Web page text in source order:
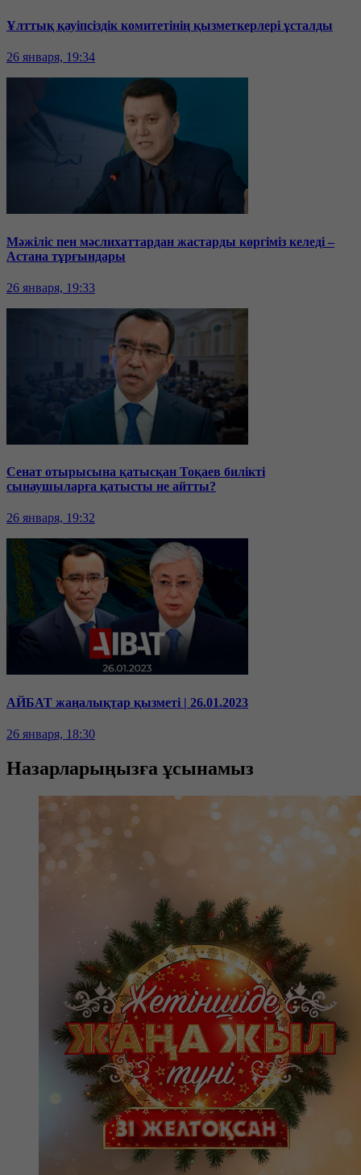
Ұлттық қауіпсіздік комитетінің қызметкерлері ұсталды
26 января, 19:34
Мәжіліс пен мәслихаттардан жастарды көргіміз келеді –
Астана тұрғындары
26 января, 19:33
Сенат отырысына қатысқан Тоқаев билікті
сынаушыларға қатысты не айтты?
26 января, 19:32
АЙБАТ жаңалықтар қызметі | 26.01.2023
26 января, 18:30
Назарларыңызға ұсынамыз